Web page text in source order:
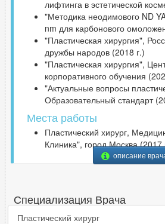
лифтинга в эстетической
"Методика неодимового ND
nm для карбонового
"Пластическая хирургия",
дружбы народов (2018 г.)
"Пластическая хирургия",
корпоративного обучения
"Актуальные вопросы
Образовательный стандарт
Места работы
Пластический хирург,
Клиника", город Москва (2017
описание
Специализация Врача
Пластический хирург